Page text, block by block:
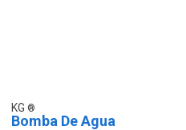
KG
Bomba De Agua